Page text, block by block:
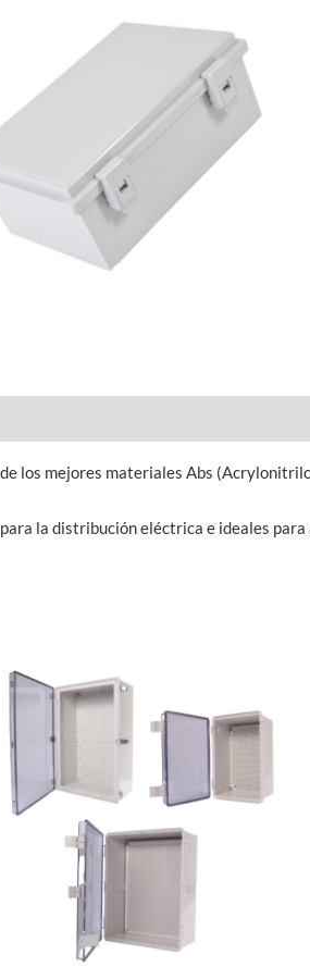
los mejores materiales Abs
la distribución eléctrica e ideales
tiene
variantes.
opciones